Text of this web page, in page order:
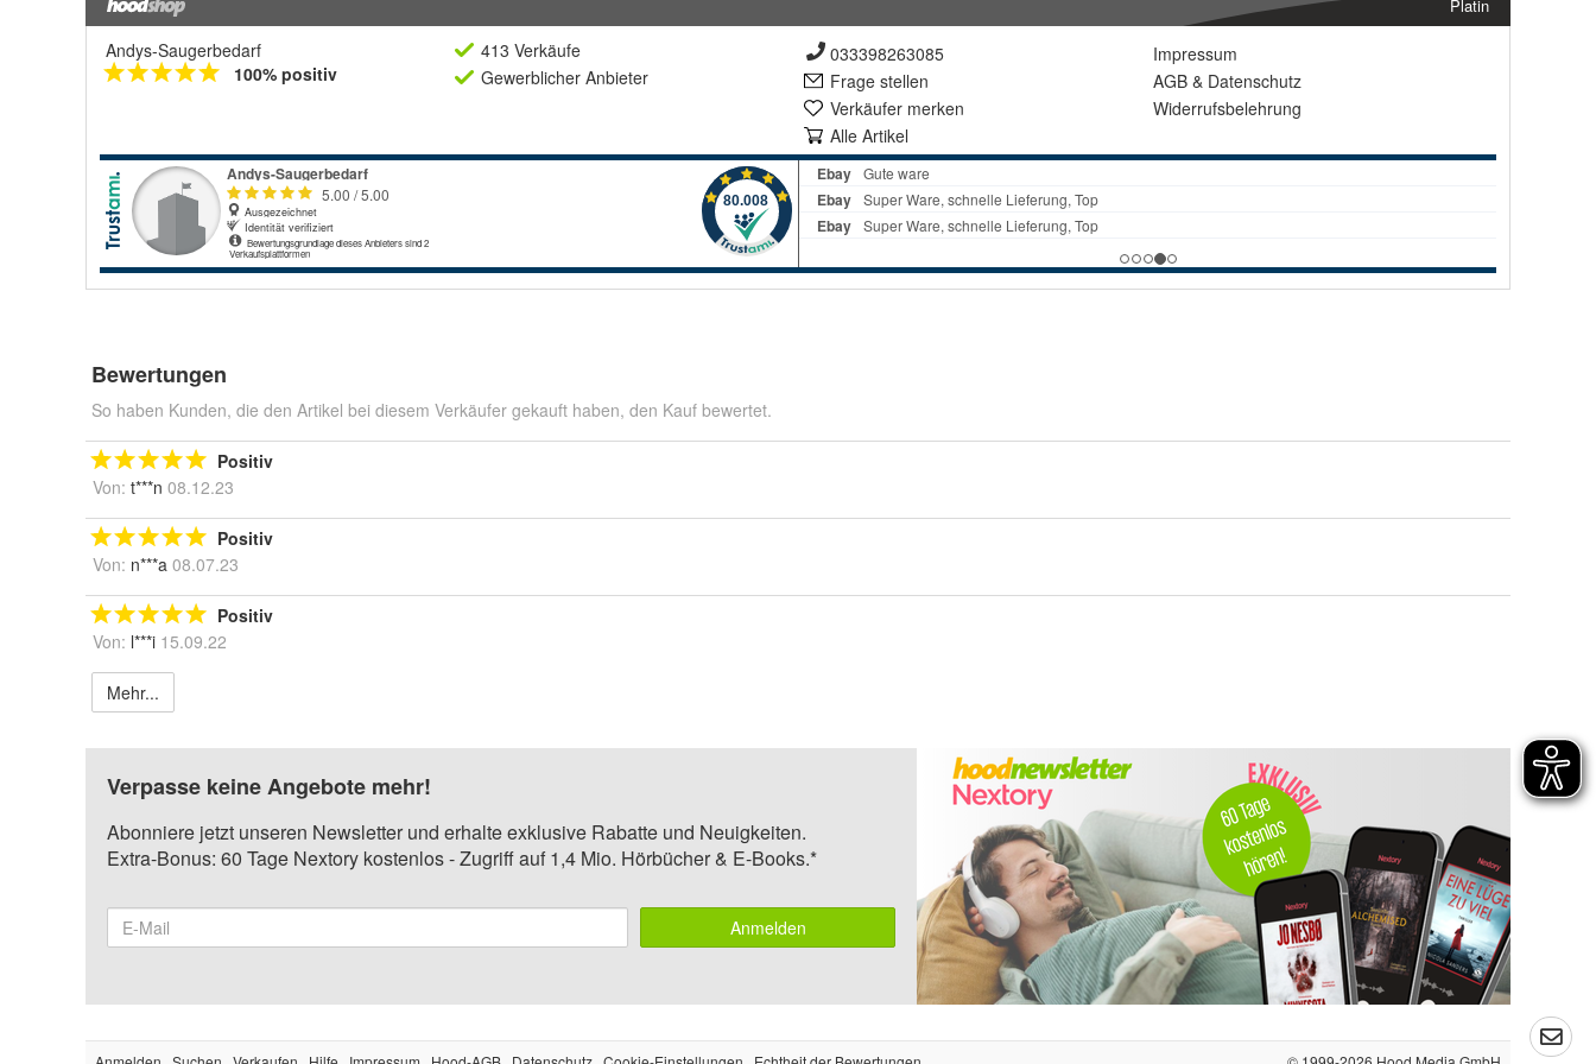
Platin
Andys-Saugerbedarf
100% positiv
413 Verkäufe
Gewerblicher Anbieter
033398263085
Frage stellen
Verkäufer merken
Alle Artikel
Impressum
AGB & Datenschutz
Widerrufsbelehrung
Bewertungen
So haben Kunden, die den Artikel bei diesem Verkäufer gekauft haben, den Kauf bewertet.
Positiv
Von: t***n 08.12.23
Positiv
Von: n***a 08.07.23
Positiv
Von: l***i 15.09.22
Mehr...
Verpasse keine Angebote mehr!
Abonniere jetzt unseren Newsletter und erhalte exklusive Rabatte und Neuigkeiten.
Extra-Bonus: 60 Tage Nextory kostenlos - Zugriff auf 1,4 Mio. Hörbücher & E-Books.*
Anmelden